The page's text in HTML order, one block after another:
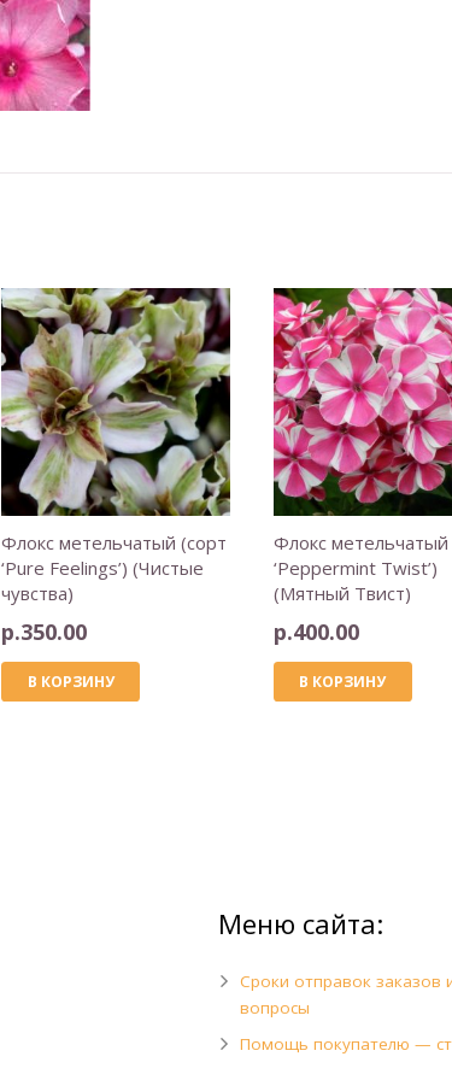
Флокс метельчатый (сорт
‘Pure Feelings’) (Чистые
чувства)
р.350.00
В КОРЗИНУ
Флокс метельчатый
‘Peppermint Twist’)
(Мятный Твист)
р.400.00
В КОРЗИНУ
Меню сайта:
Сроки отправок заказов
вопросы
Помощь покупателю —